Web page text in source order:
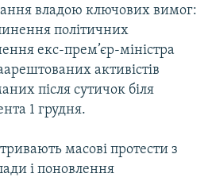
владою ключових вимог:
політичних
екс-прем’єр-міністра
активістів
після сутичок біля
1 грудня.
масові протести з
і поновлення